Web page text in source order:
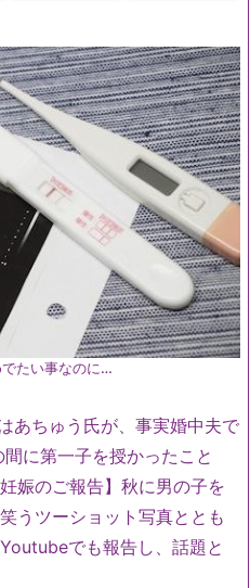
たい事なのに…
あちゅう氏が、事実婚中夫で
に第一子を授かったこと
娠のご報告】秋に男の子を
うツーショット写真ととも
でも報告し、話題と